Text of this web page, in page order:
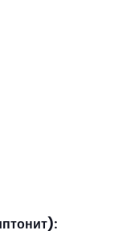
аккорды для